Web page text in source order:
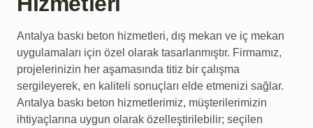
Antalya baskı beton hizmetleri, dış mekan ve iç mekan
uygulamaları için özel olarak tasarlanmıştır. Firmamız,
projelerinizin her aşamasında titiz bir çalışma
sergileyerek, en kaliteli sonuçları elde etmenizi sağlar.
Antalya baskı beton hizmetlerimiz, müşterilerimizin
ihtiyaçlarına uygun olarak özelleştirilebilir; seçilen